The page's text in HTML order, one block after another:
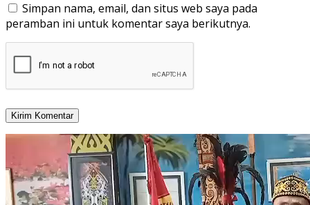
Simpan nama, email, dan situs web saya pada
peramban ini untuk komentar saya berikutnya.